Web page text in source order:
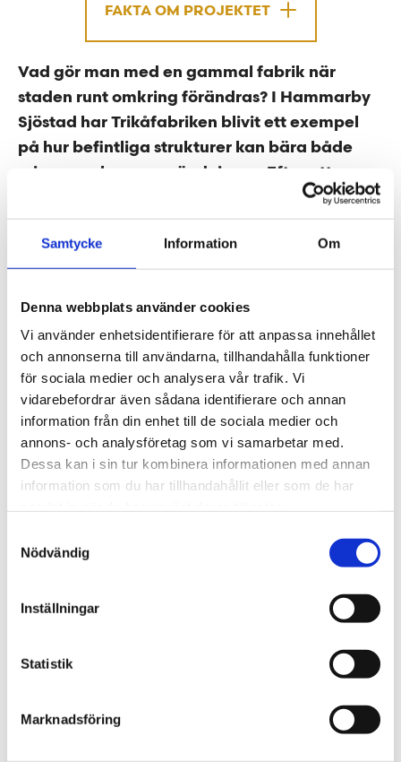
Samtycke Information Om
Denna webbplats använder cookies
Vi använder enhetsidentifierare för att anpassa innehållet
och annonserna till användarna, tillhandahålla funktioner
för sociala medier och analysera vår trafik. Vi
vidarebefordrar även sådana identifierare och annan
information från din enhet till de sociala medier och
annons- och analysföretag som vi samarbetar med.
Dessa kan i sin tur kombinera informationen med annan
information som du har tillhandahållit eller som de har
Nödvändig
Inställningar
Statistik
Marknadsföring
FAKTA OM PROJEKTET
Vad gör man med en gammal fabrik när
staden runt omkring förändras? I Hammarby
Sjöstad har Trikåfabriken blivit ett exempel
på hur befintliga strukturer kan bära både
minnen och nya användningar. Efter att
Tengbom vann Fabegés arkitekttävling 2015
har platsen utvecklats till en hybridbyggnad
där historia och nutid möts – och där
framtidens sätt att bygga redan prövas i
praktiken.